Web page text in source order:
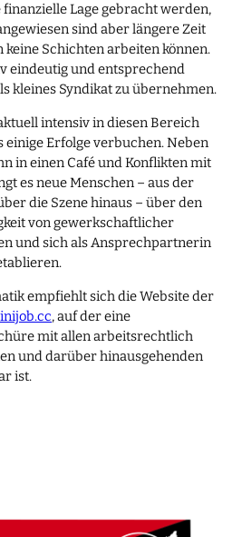
Lage gebracht werden,
sind aber längere Zeit
Schichten arbeiten können.
eindeutig und entsprechend
kleines Syndikat zu übernehmen.
intensiv in diesen Bereich
einige Erfolge verbuchen. Neben
in einen Café und Konflikten mit
es neue Menschen – aus der
die Szene hinaus – über den
von gewerkschaftlicher
und sich als Ansprechpartnerin
empfiehlt sich die Website der
, auf der eine
mit allen arbeitsrechtlich
und darüber hinausgehenden
ist.